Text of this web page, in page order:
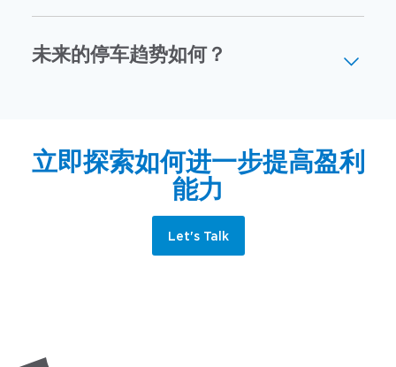
未来的停车趋势如何？
立即探索如何进一步提高盈利
能力
Let's Talk